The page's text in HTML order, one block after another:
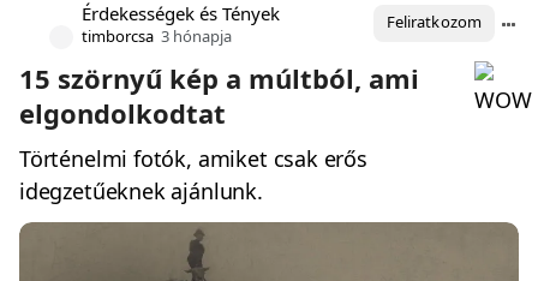
Érdekességek és Tények
timborcsa 3 hónapja
Feliratkozom
15 szörnyű kép a múltból, ami
elgondolkodtat
Történelmi fotók, amiket csak erős
idegzetűeknek ajánlunk.